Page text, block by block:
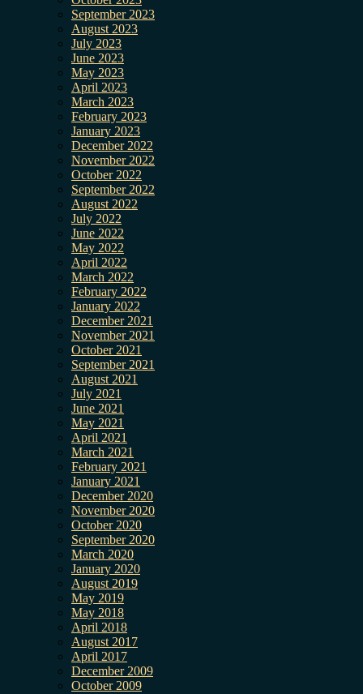
September 2023
August 2023
July 2023
June 2023
May 2023
April 2023
March 2023
February 2023
January 2023
December 2022
November 2022
October 2022
September 2022
August 2022
July 2022
June 2022
May 2022
April 2022
March 2022
February 2022
January 2022
December 2021
November 2021
October 2021
September 2021
August 2021
July 2021
June 2021
May 2021
April 2021
March 2021
February 2021
January 2021
December 2020
November 2020
October 2020
September 2020
March 2020
January 2020
August 2019
May 2019
May 2018
April 2018
August 2017
April 2017
December 2009
October 2009